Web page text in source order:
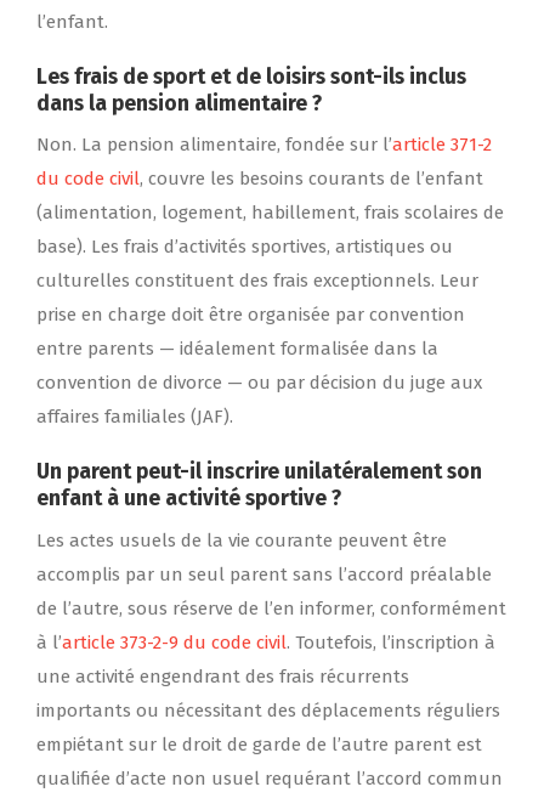
l’enfant.
Les frais de sport et de loisirs sont-ils inclus
dans la pension alimentaire ?
Non. La pension alimentaire, fondée sur l’article 371-2
du code civil, couvre les besoins courants de l’enfant
(alimentation, logement, habillement, frais scolaires de
base). Les frais d’activités sportives, artistiques ou
culturelles constituent des frais exceptionnels. Leur
prise en charge doit être organisée par convention
entre parents — idéalement formalisée dans la
convention de divorce — ou par décision du juge aux
affaires familiales (JAF).
Un parent peut-il inscrire unilatéralement son
enfant à une activité sportive ?
Les actes usuels de la vie courante peuvent être
accomplis par un seul parent sans l’accord préalable
de l’autre, sous réserve de l’en informer, conformément
à l’article 373-2-9 du code civil. Toutefois, l’inscription à
une activité engendrant des frais récurrents
importants ou nécessitant des déplacements réguliers
empiétant sur le droit de garde de l’autre parent est
qualifiée d’acte non usuel requérant l’accord commun